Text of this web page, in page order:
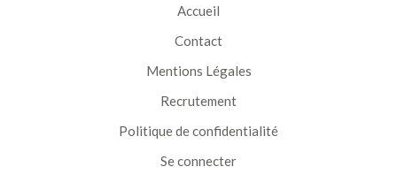
Accueil
Contact
Mentions Légales
Recrutement
Politique de confidentialité
Se connecter